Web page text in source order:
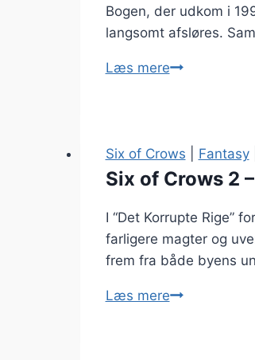
Bogen, der udkom i
langsomt afsløres.
Læs mereHarry
Kammer
–
Rowling
Six of Crows Fantasy|
Six of Crows 2
I “Det Korrupte Rige”
farligere magter og
frem fra både byens
Læs mereSix